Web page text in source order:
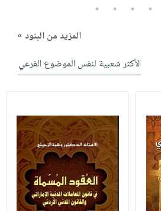
2
3
4
5
المزيد من البنود »
الأكثر شعبية لنفس الموضوع الفرعي